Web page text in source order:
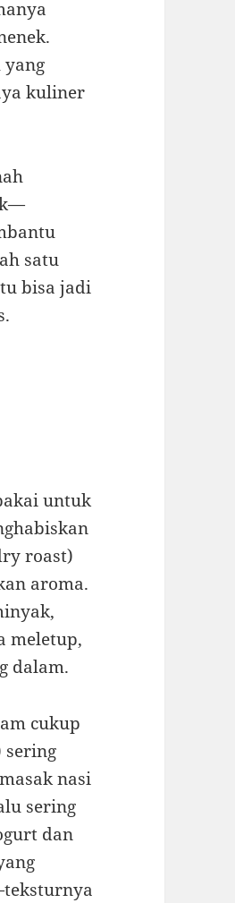
kuliner
satu
bisa jadi
untuk
roast)
aroma.
meletup,
dalam.
cukup
sering
nasi
sering
dan